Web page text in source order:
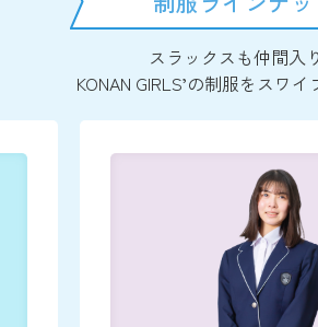
スラックスも仲間入
KONAN GIRLS’の制服をスワ